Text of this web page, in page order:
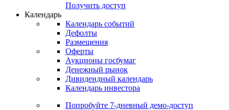
Получить доступ
Календарь
Календарь событий
Дефолты
Размещения
Оферты
Аукционы госбумаг
Денежный рынок
Дивидендный календарь
Календарь инвестора
Попробуйте 7-дневный демо-доступ